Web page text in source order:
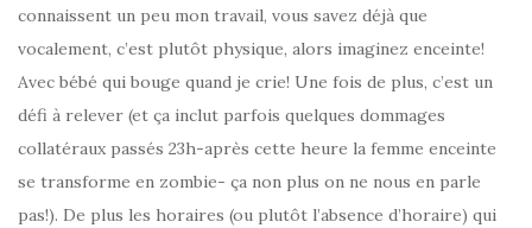
connaissent un peu mon travail, vous savez déjà que
vocalement, c’est plutôt physique, alors imaginez enceinte!
Avec bébé qui bouge quand je crie! Une fois de plus, c’est un
défi à relever (et ça inclut parfois quelques dommages
collatéraux passés 23h-après cette heure la femme enceinte
se transforme en zombie- ça non plus on ne nous en parle
pas!). De plus les horaires (ou plutôt l’absence d’horaire) qui